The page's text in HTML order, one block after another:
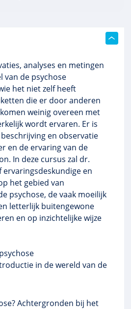
analyses en metingen
van de psychose
het niet zelf heeft
die er door anderen
weinig overeen met
wordt ervaren. Er is
en observatie
en de ervaring van de
In deze cursus zal dr.
ervaringsdeskundige en
het gebied van
psychose, de vaak moeilijk
letterlijk buitengewone
en op inzichtelijke wijze
in de wereld van de
Achtergronden bij het